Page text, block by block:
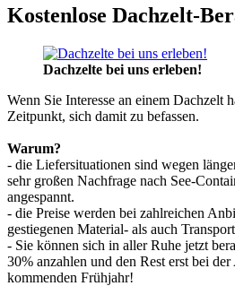
Kostenlose Dachzelt-
Dachzelte bei uns erleben!
Wenn Sie Interesse an einem Dachzelt
Zeitpunkt, sich damit zu befassen.
Warum?
- die Liefersituationen sind wegen
sehr großen Nachfrage nach See-
angespannt.
- die Preise werden bei zahlreichen
gestiegenen Material- als auch
- Sie können sich in aller Ruhe jetzt
30% anzahlen und den Rest erst bei
kommenden Frühjahr!